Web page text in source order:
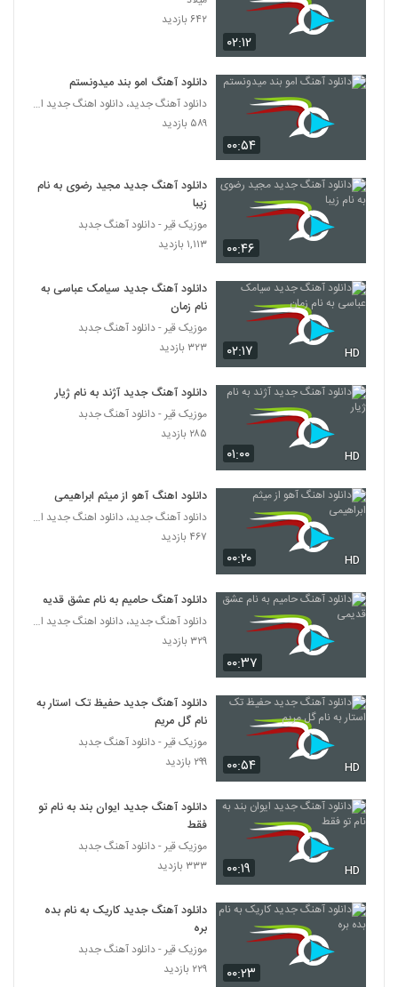
Moeini Hamsafar)
۲۱۰ بازدید
موزیک زیبای دلتنگ از گروه گبه
دانلود آهنگ علی کوچولو سکوت 1
دانلود آهنگ فرهاد معرفی معجزه
دانلود آهنگ بگو چی شد از حسین حاتمی نیا
5287
علی سفلی آهنگ دیوونه
5288
موریساکت آهنگ روانی
۲۴۳ بازدید
Hosein Mohamadian Bargard
Dobare
5290
موزیک زیبای رنگ چشمات (به همراه مهدی
۲۸۰ بازدید
دانلود آهنگ قبل تو از امیرحسین میرعلایی
۲۴۰ بازدید
آهنگ رفت از عباس روستایی(پاپ)
5293
دانلود آهنگ احمد خنجری دلتنگی
۲۸۳ بازدید
5294
Amin Tak Setareh)
۲۴۹ بازدید
دانلود آهنگ نیا دور شدی از پیام رشیدی به
همراه متن ترانه
۰۲:۱۲
۶۴۲ بازدید
۰۰:۵۴
دانلود آهنگ امو بند میدونستم
دانلود آهنگ جدید، دانلود اهنگ جدید ایرانی
۵۸۹ بازدید
۰۰:۴۶
دانلود آهنگ جدید مجید رضوی به نام
زیبا
موزیک قیر - دانلود آهنگ جدبد
۱,۱۱۳ بازدید
۰۲:۱۷ HD
دانلود آهنگ جدید سیامک عباسی به
نام زمان
موزیک قیر - دانلود آهنگ جدبد
۳۲۳ بازدید
۰۱:۰۰ HD
دانلود آهنگ جدید آژند به نام ژیار
موزیک قیر - دانلود آهنگ جدبد
۲۸۵ بازدید
۰۰:۲۰ HD
دانلود اهنگ آهو از میثم ابراهیمی
دانلود آهنگ جدید، دانلود اهنگ جدید ایرانی
۴۶۷ بازدید
۰۰:۳۷
دانلود آهنگ حامیم به نام عشق قدیمی
دانلود آهنگ جدید، دانلود اهنگ جدید ایرانی
۳۲۹ بازدید
۰۰:۵۴ HD
دانلود آهنگ جدید حفیظ تک استار به
نام گل مریم
موزیک قیر - دانلود آهنگ جدبد
۲۹۹ بازدید
۰۰:۱۹ HD
دانلود آهنگ جدید ایوان بند به نام تو
فقط
موزیک قیر - دانلود آهنگ جدبد
۳۳۳ بازدید
۰۰:۲۳
دانلود آهنگ جدید کاریک به نام بده
بره
موزیک قیر - دانلود آهنگ جدبد
۲۲۹ بازدید